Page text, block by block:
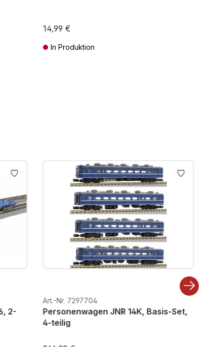
14,99 €
In Produktion
2-
Art.-Nr. 7297704
Personenwagen JNR 14K, Basis-Set,
4-teilig